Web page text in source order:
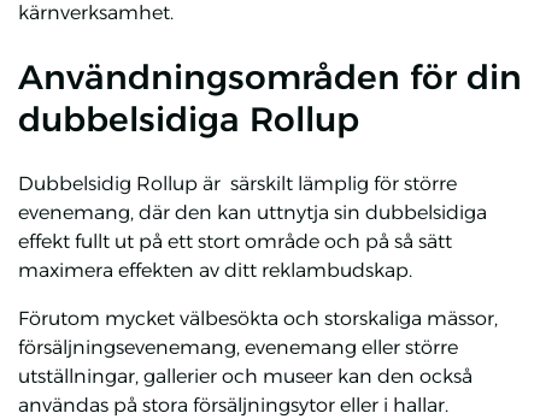
kärnverksamhet.
Användningsområden för din
dubbelsidiga Rollup
Dubbelsidig Rollup är särskilt lämplig för större
evenemang, där den kan uttnytja sin dubbelsidiga
effekt fullt ut på ett stort område och på så sätt
maximera effekten av ditt reklambudskap.
Förutom mycket välbesökta och storskaliga mässor,
försäljningsevenemang, evenemang eller större
utställningar, gallerier och museer kan den också
användas på stora försäljningsytor eller i hallar.